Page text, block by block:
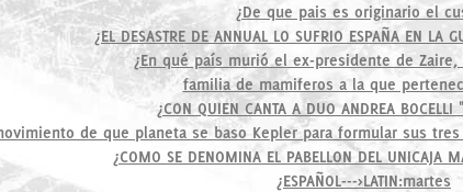
¿De que pais es originario el
¿EL DESASTRE DE ANNUAL LO SUFRIO ESPAÑA EN LA
¿En qué país murió el ex-presidente de Zaire,
familia de mamiferos a la que
¿CON QUIEN CANTA A DUO ANDREA BOCELLI
de que planeta se baso Kepler para formular sus
¿COMO SE DENOMINA EL PABELLON DEL UNICAJA
¿ESPAÑOL--->LATIN:martes